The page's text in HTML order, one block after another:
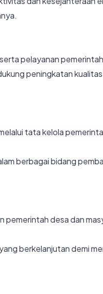
pelayanan
peningkatan
tata kelola
berbagai bidang
desa dan
berkelanjutan demi